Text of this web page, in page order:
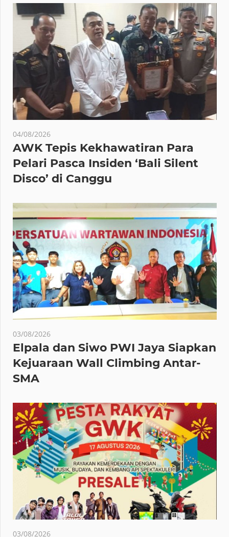
04/08/2026
AWK Tepis Kekhawatiran Para
Pelari Pasca Insiden ‘Bali Silent
Disco’ di Canggu
03/08/2026
Elpala dan Siwo PWI Jaya Siapkan
Kejuaraan Wall Climbing Antar-
SMA
03/08/2026